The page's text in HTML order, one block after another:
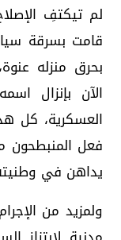
لم تيكتفِ
قامت بسرقة
بحرق منزله
الآن بإنزال
العسكرية، كل
فعل المنبطحون
يداهن في
ولمزيد من